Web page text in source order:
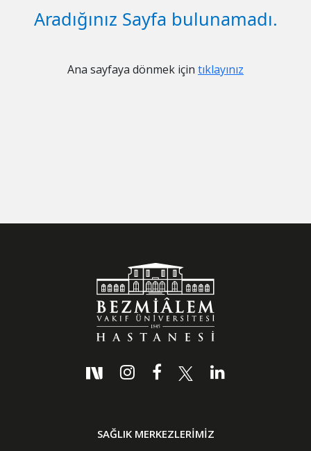
​Aradığınız Sayfa bulunamadı.
Ana sayfaya dönmek için tıklayınız
SAĞLIK MERKEZLERİMİZ